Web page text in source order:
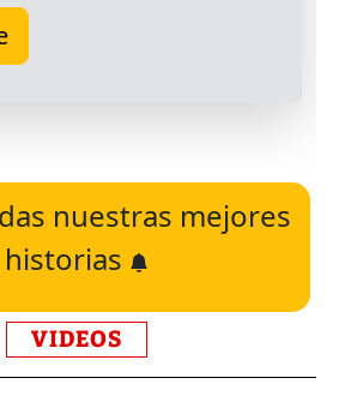
nuestras mejores
historias
VIDEOS